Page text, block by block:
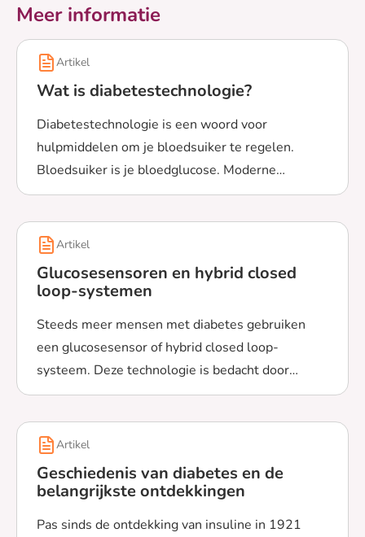
Meer informatie
Artikel
Wat is diabetestechnologie?
Diabetestechnologie is een woord voor
hulpmiddelen om je bloedsuiker te regelen.
Bloedsuiker is je bloedglucose. Moderne
technologie is bijvoorbeeld een glucosesensor of
Lees meer over Wat is diabetestechnologie?
Artikel
Glucosesensoren en hybrid closed
loop-systemen
Steeds meer mensen met diabetes gebruiken
een glucosesensor of hybrid closed loop-
systeem. Deze technologie is bedacht door
onderzoekers. Ontdek meer over onderzoek naar
Lees meer over Glucosesensoren en hybrid closed
Artikel
Geschiedenis van diabetes en de
belangrijkste ontdekkingen
Pas sinds de ontdekking van insuline in 1921